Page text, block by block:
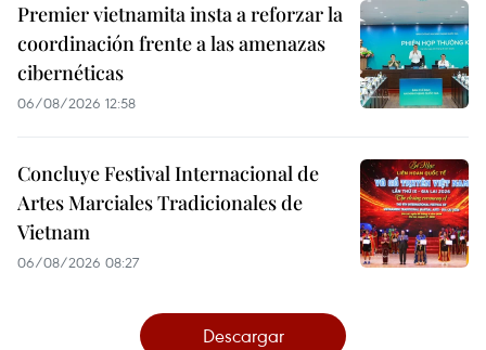
Premier vietnamita insta a reforzar la
coordinación frente a las amenazas
cibernéticas
06/08/2026 12:58
Concluye Festival Internacional de
Artes Marciales Tradicionales de
Vietnam
06/08/2026 08:27
Descargar